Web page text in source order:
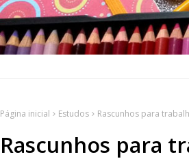
Página inicial Estudos Rascunhos para
Rascunhos para